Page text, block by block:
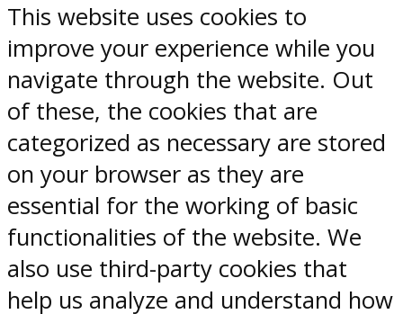
This website uses cookies to
improve your experience while you
navigate through the website. Out
of these, the cookies that are
categorized as necessary are stored
on your browser as they are
essential for the working of basic
functionalities of the website. We
also use third-party cookies that
help us analyze and understand how